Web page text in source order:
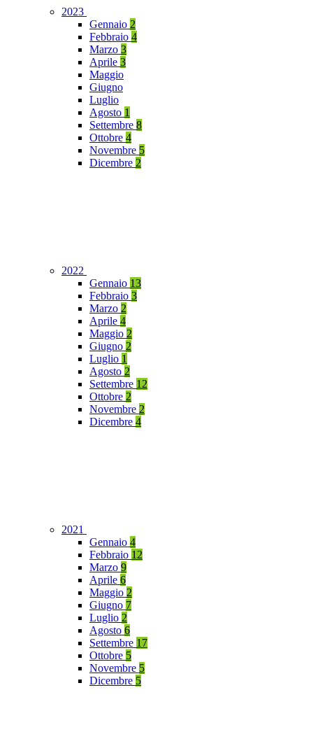
2023
Gennaio 2
Febbraio 4
Marzo 3
Aprile 3
Maggio
Giugno
Luglio
Agosto 1
Settembre 8
Ottobre 4
Novembre 5
Dicembre 2
2022
Gennaio 13
Febbraio 3
Marzo 2
Aprile 4
Maggio 2
Giugno 2
Luglio 1
Agosto 2
Settembre 12
Ottobre 2
Novembre 2
Dicembre 4
2021
Gennaio 4
Febbraio 12
Marzo 9
Aprile 6
Maggio 2
Giugno 7
Luglio 2
Agosto 6
Settembre 17
Ottobre 5
Novembre 5
Dicembre 5